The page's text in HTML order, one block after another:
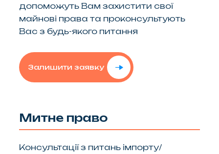
допоможуть Вам захистити свої
майнові права та проконсультують
Вас з будь-якого питання
Залишити заявку
Митне право
Консультації з питань імпорту/